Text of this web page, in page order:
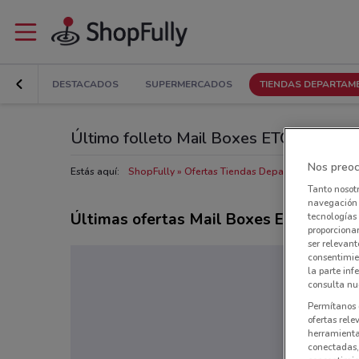
DESTACADOS SUPERMERCADOS TIENDAS
Último folleto Mail Boxes ETC en
Estás aquí: ShopFully Ofertas Tiendas Departamentales en
Últimas ofertas Mail Boxes ETC
Nos
Tanto
navegación
tecnologías
ser
la parte
consulta
Permítanos
ofertas